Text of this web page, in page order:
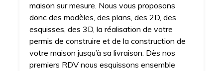
maison sur mesure. Nous vous proposons
donc des modèles, des plans, des 2D, des
esquisses, des 3D, la réalisation de votre
permis de construire et de la construction de
votre maison jusqu’à sa livraison. Dès nos
premiers RDV nous esquissons ensemble